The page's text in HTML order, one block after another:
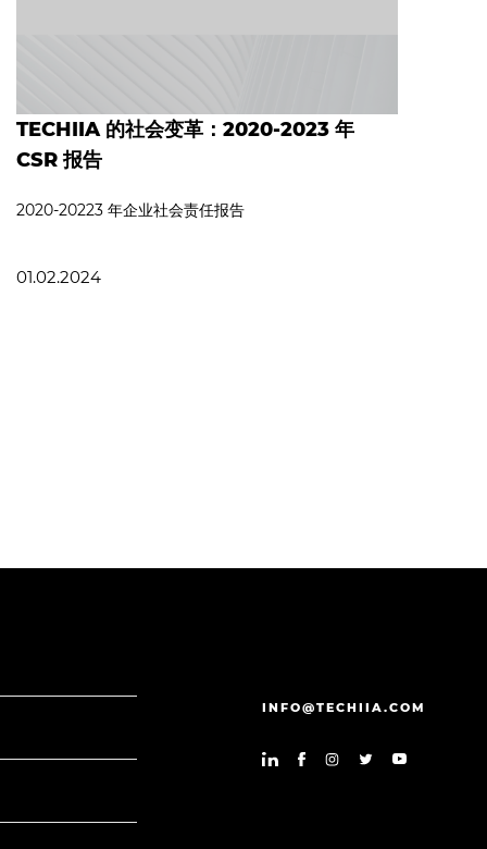
TECHIIA 的社会变革：2020-2023 年
CSR 报告
2020-20223 年企业社会责任报告
01.02.2024
INFO@TECHIIA.COM